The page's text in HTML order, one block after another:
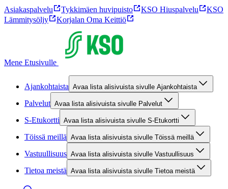
Asiakaspalvelu Tykkimäen huvipuisto KSO Hiuspalvelu
KSO
Lämmitysöljy
Korjalan Oma Keittiö
Mene Etusivulle
Ajankohtaista Avaa lista alisivuista sivulle Ajankohtaista
Palvelut Avaa lista alisivuista sivulle Palvelut
S-Etukortti Avaa lista alisivuista sivulle S-Etukortti
Töissä meillä Avaa lista alisivuista sivulle Töissä meillä
Vastuullisuus Avaa lista alisivuista sivulle Vastuullisuus
Tietoa meistä Avaa lista alisivuista sivulle Tietoa meistä